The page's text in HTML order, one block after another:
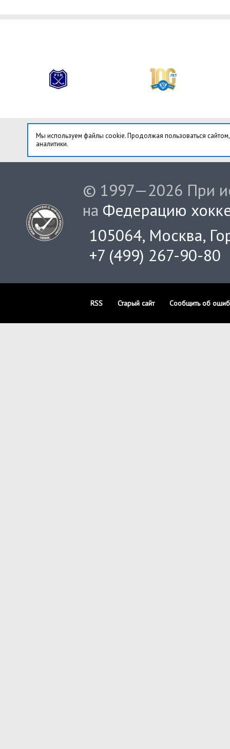
Мы используем файлы cookie. Продолжая пользоваться
аналитики.
© 1997—2026 При
на Федерацию
105064, Москва,
+7 (499) 267-90-80
RSS Старый сайт Сообщить об